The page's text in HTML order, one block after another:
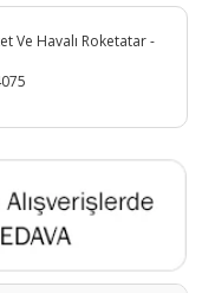
Ve Havalı Roketatar -